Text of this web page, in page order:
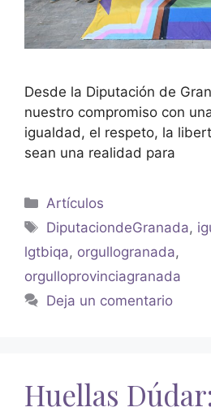
Desde la Diputación de
nuestro compromiso con
igualdad, el respeto, la
sean una realidad para
Artículos
DiputaciondeGranada,
lgtbiqa, orgullogranada,
orgulloprovinciagranada
Deja un comentario
Huellas